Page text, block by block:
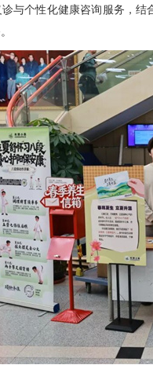
与个性化健康咨询服务，